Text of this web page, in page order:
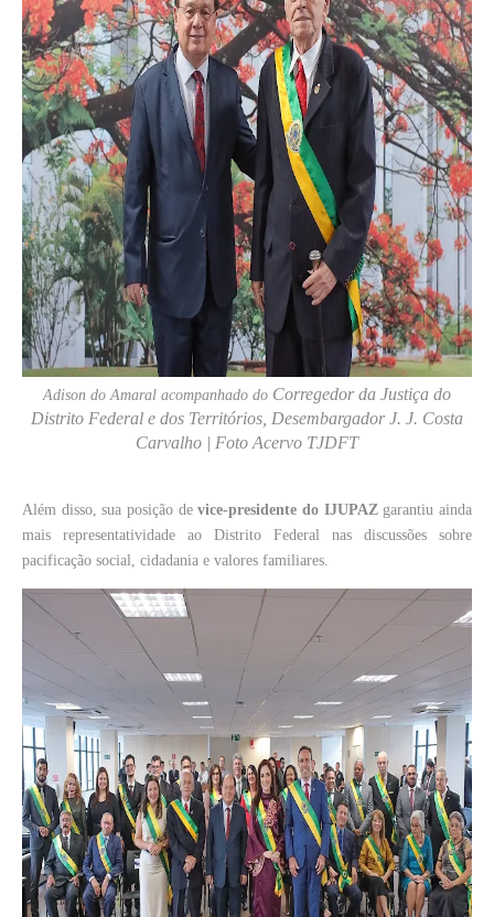
Adison do Amaral acompanhado do Corregedor da Justiça do
Distrito Federal e dos Territórios, Desembargador J. J. Costa
Carvalho | Foto Acervo TJDFT
Além disso, sua posição device-presidente do IJUPAZgarantiu ainda
mais representatividade ao Distrito Federal nas discussões sobre
pacificação social, cidadania e valores familiares.